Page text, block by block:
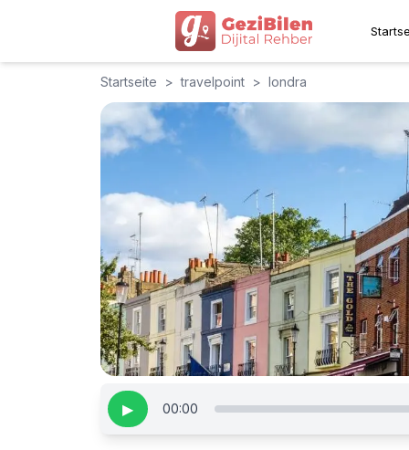
Startseite > travelpoint > londra
▶ 00:00